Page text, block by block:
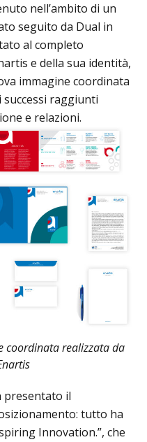
nell’ambito di un
seguito da Dual in
al completo
e della sua identità,
immagine coordinata
raggiunti
e relazioni.
coordinata realizzata da
presentato il
tutto ha
Innovation.”, che